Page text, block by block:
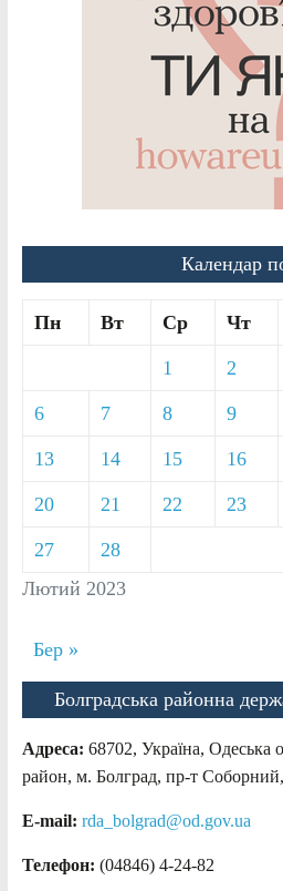
Календар
Лютий 2023
Пн Вт Ср Чт
1 2
6 7 8 9
13 14 15 16
20 21 22 23
27 28
Бер »
Болградська районна
Адреса: 68702, Україна, Одеська
район, м. Болград, пр-т
E-mail: rda_bolgrad@od.gov.ua
Телефон: (04846) 4-24-82